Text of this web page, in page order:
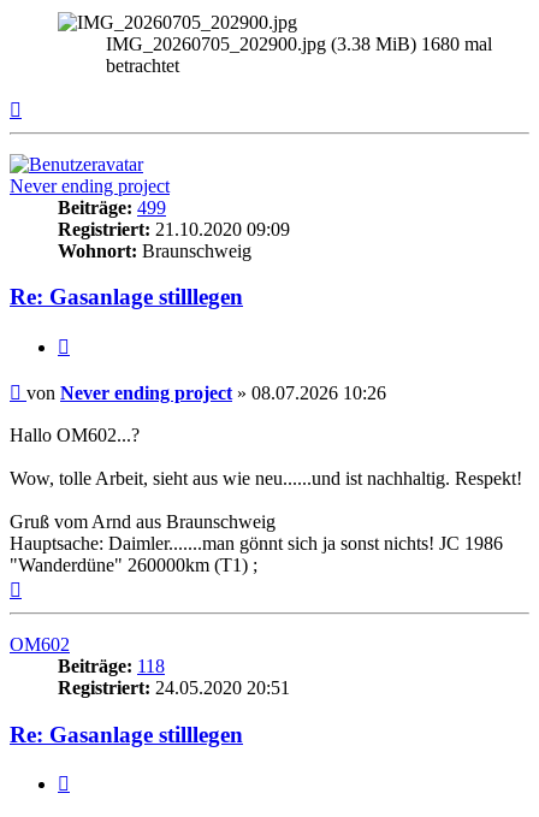
IMG_20260705_202900.jpg (3.38 MiB) 1680 mal
betrachtet
Never ending project
Beiträge: 499
Registriert: 21.10.2020 09:09
Wohnort: Braunschweig
Re: Gasanlage stilllegen
Beitrag
von Never ending project » 08.07.2026 10:26
Hallo OM602...?
Wow, tolle Arbeit, sieht aus wie neu......und ist nachhaltig. Respekt!
Gruß vom Arnd aus Braunschweig
Hauptsache: Daimler.......man gönnt sich ja sonst nichts! JC 1986
"Wanderdüne" 260000km (T1) ;
OM602
Beiträge: 118
Registriert: 24.05.2020 20:51
Re: Gasanlage stilllegen